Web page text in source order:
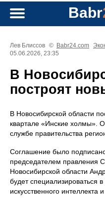
Babr
Лев Блиссов © Babr24.com
05.06.2026, 23:35
В
построят
В Новосибирской области
квартале «Инские холмы».
службе правительства
Соглашение было
председателем правления
Новосибирской области
будет специализироваться
искусственного интеллекта